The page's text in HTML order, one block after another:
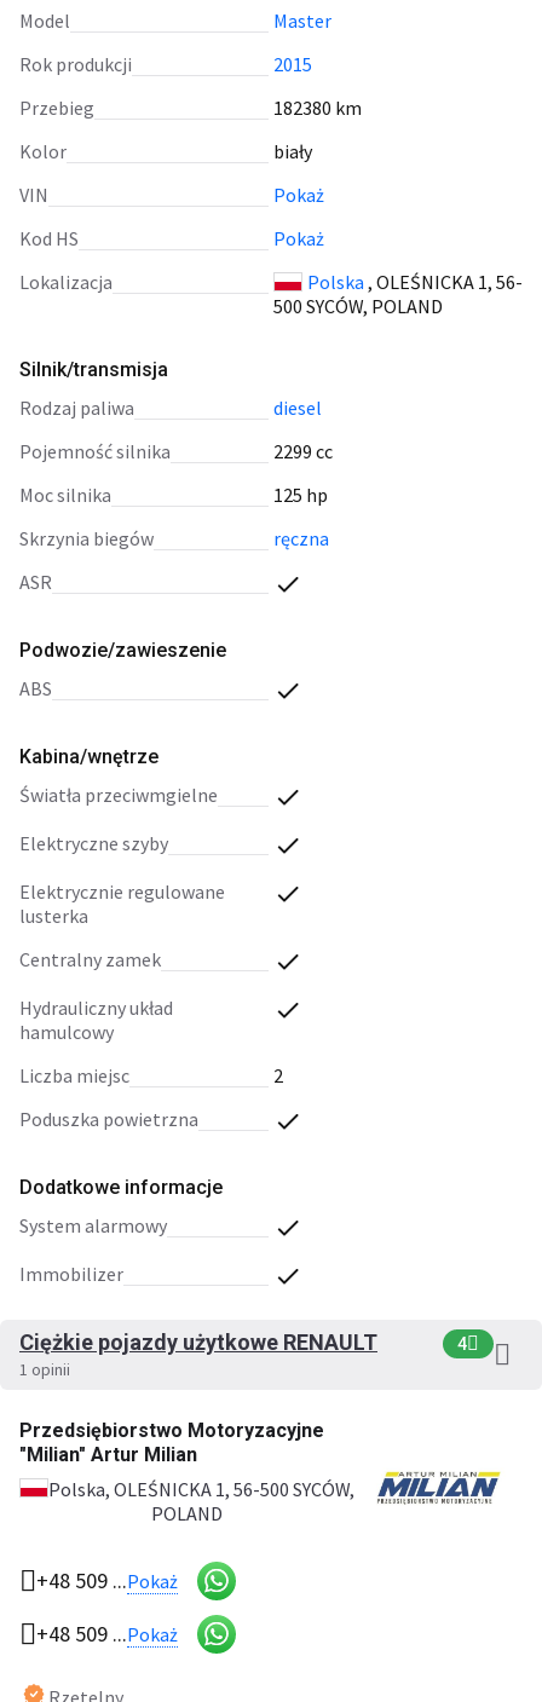
Model
Master
Rok produkcji
2015
Przebieg
182380 km
Kolor
biały
VIN
Pokaż
Kod HS
Pokaż
Lokalizacja
Polska , OLEŚNICKA 1, 56-
500 SYCÓW, POLAND
Silnik/transmisja
rodzaj paliwa
diesel
pojemność silnika
2299 cc
moc silnika
125 hp
skrzynia biegów
ręczna
ASR
Podwozie/zawieszenie
ABS
Kabina/wnętrze
światła przeciwmgielne
elektryczne szyby
elektrycznie regulowane
lusterka
centralny zamek
hydrauliczny układ
hamulcowy
liczba miejsc
2
poduszka powietrzna
Dodatkowe informacje
system alarmowy
immobilizer
Ciężkie pojazdy użytkowe RENAULT 4
1 opinii
Przedsiębiorstwo Motoryzacyjne
"Milian" Artur Milian
Polska, OLEŚNICKA 1, 56-500 SYCÓW,
POLAND
+48 509 ...Pokaż
+48 509 ...Pokaż
Rzetelny